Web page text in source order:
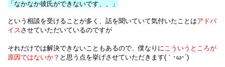
「なかなか彼氏ができないです、、」
という相談を受けることが多く、話を聞いていて気付いたことはアドバ
イスさせていただいているのですが
それだけでは解決できないこともあるので、僕なりにこういうところが
原因ではないか？ と思う点を挙げさせていただきます(｀･ω･´)